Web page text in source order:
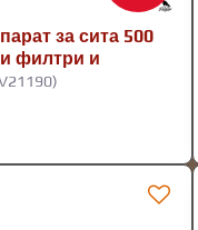
за сита 500
филтри и